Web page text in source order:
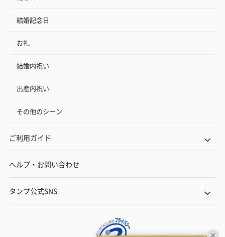
結婚記念日
お礼
結婚内祝い
出産内祝い
その他のシーン
ご利用ガイド
ヘルプ・お問い合わせ
タンプ公式SNS